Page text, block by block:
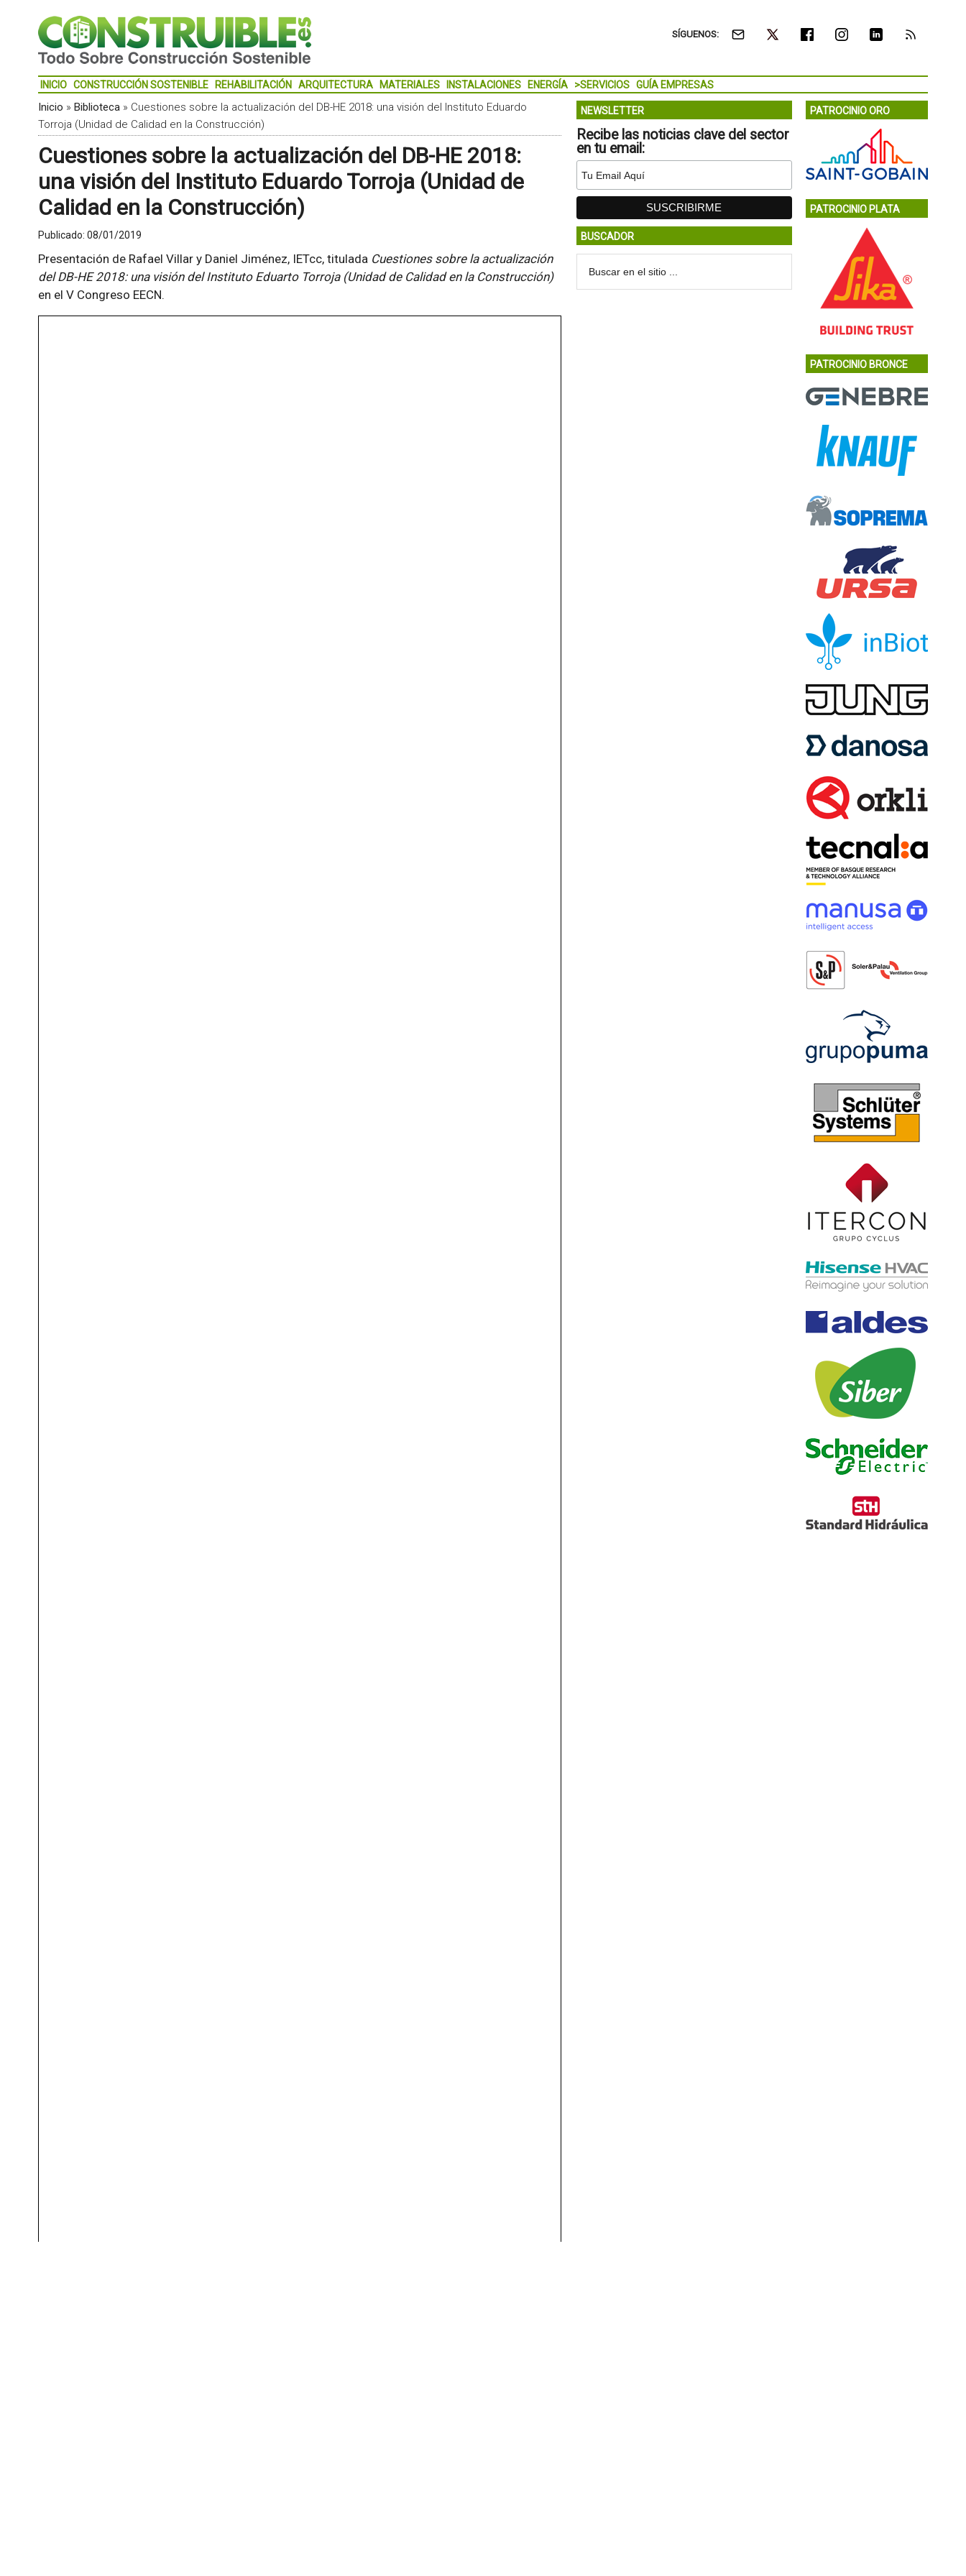
SÍGUENOS:
INICIO CONSTRUCCIÓN SOSTENIBLE REHABILITACIÓN ARQUITECTURA MATERIALES INSTALACIONES ENERGÍA >SERVICIOS GUÍA EMPRESAS
Inicio » Biblioteca» Cuestiones sobre la actualización del DB-HE 2018: una visión del Instituto Eduardo
Torroja (Unidad de Calidad en la Construcción)
Cuestiones sobre la actualización del DB-HE 2018:
una visión del Instituto Eduardo Torroja (Unidad de
Calidad en la Construcción)
Publicado: 08/01/2019
Presentación de Rafael Villar y Daniel Jiménez, IETcc, titulada Cuestiones sobre la actualización
del DB-HE 2018: una visión del Instituto Eduarto Torroja (Unidad de Calidad en la Construcción)
en el V Congreso EECN.
NEWSLETTER
Recibe las noticias clave del sector
en tu email:
BUSCADOR
PATROCINIO ORO
PATROCINIO PLATA
PATROCINIO BRONCE